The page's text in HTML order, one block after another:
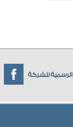
للشركة